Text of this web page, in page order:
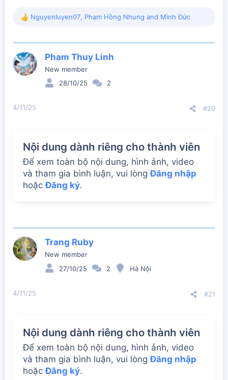
R
t
i
o
Nguyenluyen07, Phạm Hồng Nhung and Minh Đức
Pham Thuy Linh
New member
28/10/25
2
4/11/25 #20
Nội dung dành riêng cho thành viên
Để xem toàn bộ nội dung, hình ảnh, video
và tham gia bình luận, vui lòngĐăng nhập
hoặcĐăng ký.
Trang Ruby
New member
27/10/25
2 Hà Nội
4/11/25 #21
Nội dung dành riêng cho thành viên
Để xem toàn bộ nội dung, hình ảnh, video
và tham gia bình luận, vui lòngĐăng nhập
hoặcĐăng ký.